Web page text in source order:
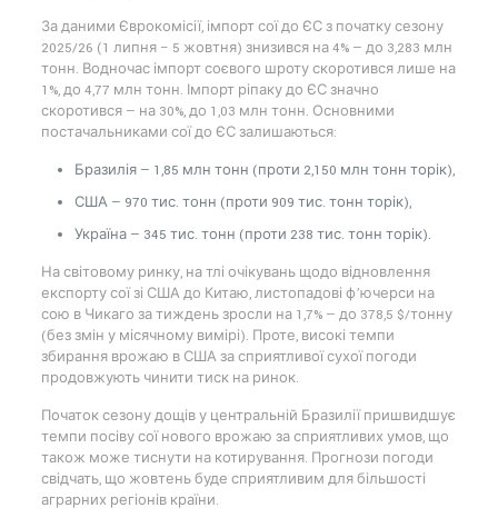
За даними Єврокомісії, імпорт сої до ЄС з початку сезону
2025/26 (1 липня – 5 жовтня) знизився на 4% — до 3,283 млн
тонн. Водночас імпорт соєвого шроту скоротився лише на
1%, до 4,77 млн тонн. Імпорт ріпаку до ЄС значно
скоротився — на 30%, до 1,03 млн тонн. Основними
постачальниками сої до ЄС залишаються:
Бразилія — 1,85 млн тонн (проти 2,150 млн тонн торік),
США — 970 тис. тонн (проти 909 тис. тонн торік),
Україна — 345 тис. тонн (проти 238 тис. тонн торік).
На світовому ринку, на тлі очікувань щодо відновлення
експорту сої зі США до Китаю, листопадові ф’ючерси на
сою в Чикаго за тиждень зросли на 1,7% — до 378,5 $/тонну
(без змін у місячному вимірі). Проте, високі темпи
збирання врожаю в США за сприятливої сухої погоди
продовжують чинити тиск на ринок.
Початок сезону дощів у центральній Бразилії пришвидшує
темпи посіву сої нового врожаю за сприятливих умов, що
також може тиснути на котирування. Прогнози погоди
свідчать, що жовтень буде сприятливим для більшості
аграрних регіонів країни.